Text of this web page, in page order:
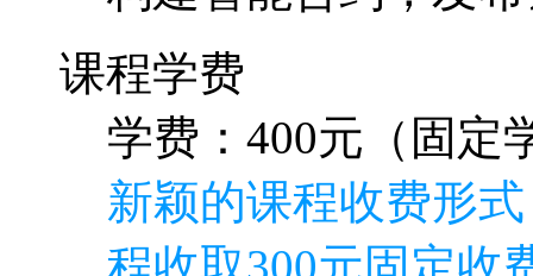
程收取300元固定收
全额奖励返还给学
特别说明如下
本门课程本来打算